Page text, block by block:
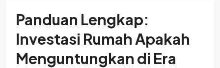
Panduan Lengkap:
Investasi Rumah Apakah
Menguntungkan di Era